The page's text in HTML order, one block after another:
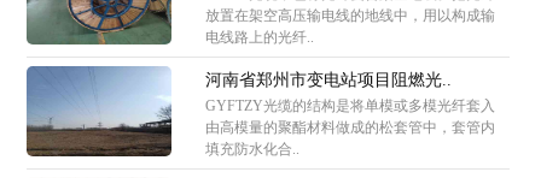
放置在架空高压输电线的地线中，用以构成输
电线路上的光纤..
河南省郑州市变电站项目阻燃光..
GYFTZY光缆的结构是将单模或多模光纤套入
由高模量的聚酯材料做成的松套管中，套管内
填充防水化合..